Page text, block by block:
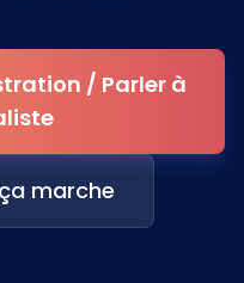
/ Parler à
marche